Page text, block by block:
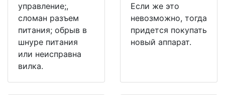
управление;,
сломан разъем
питания; обрыв в
шнуре питания
или неисправна
вилка.
Если же это
невозможно, тогда
придется покупать
новый аппарат.